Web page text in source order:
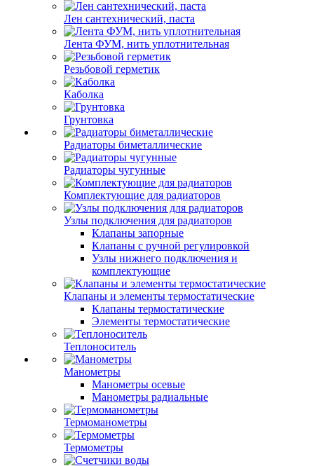
Лен сантехнический, паста
Лента ФУМ, нить уплотнительная
Резьбовой герметик
Каболка
Грунтовка
Радиаторы биметаллические
Радиаторы чугунные
Комплектующие для радиаторов
Узлы подключения для радиаторов
Клапаны запорные
Клапаны с ручной регулировкой
Узлы нижнего подключения и
комплектующие
Клапаны и элементы термостатические
Клапаны термостатические
Элементы термостатические
Теплоноситель
Манометры
Манометры осевые
Манометры радиальные
Термоманометры
Термометры